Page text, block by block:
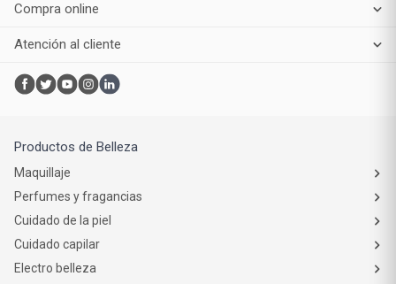
Compra online
Atención al cliente
Productos de Belleza
Maquillaje
Perfumes y fragancias
Cuidado de la piel
Cuidado capilar
Electro belleza